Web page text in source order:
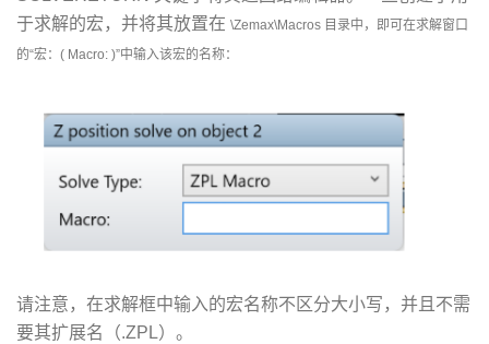
于求解的宏，并将其放置在 \Zemax\Macros 目录中，即可在求解窗口
的“宏：( Macro: )”中输入该宏的名称：
请注意，在求解框中输入的宏名称不区分大小写，并且不需
要其扩展名（.ZPL）。